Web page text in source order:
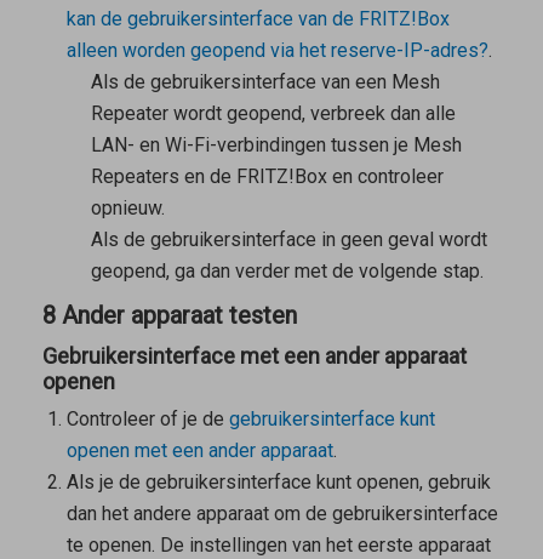
kan de gebruikersinterface van de FRITZ!Box
alleen worden geopend via het reserve-IP-adres?.
Als de gebruikersinterface van een Mesh
Repeaterwordt geopend, verbreek dan alle
LAN- en Wi-Fi-verbindingen tussen je Mesh
Repeaters en de FRITZ!Box en controleer
opnieuw.
Als de gebruikersinterface in geen geval wordt
geopend, ga dan verder met de volgende stap.
8 Ander apparaat testen
Gebruikersinterface met een ander apparaat
openen
Controleer of je de gebruikersinterface kunt
openen met een ander apparaat.
Als je de gebruikersinterface kunt openen, gebruik
dan het andere apparaat om de gebruikersinterface
te openen. De instellingen van het eerste apparaat